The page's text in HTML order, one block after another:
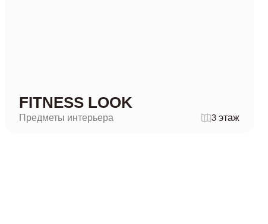
FITNESS LOOK
Предметы интерьера 3 этаж